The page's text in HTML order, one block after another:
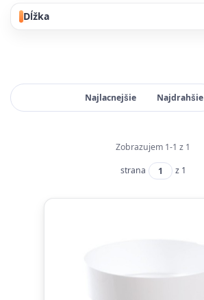
Dĺžka
Najlacnejšie Najdrahšie
Zobrazujem 1-1 z 1
strana z 1